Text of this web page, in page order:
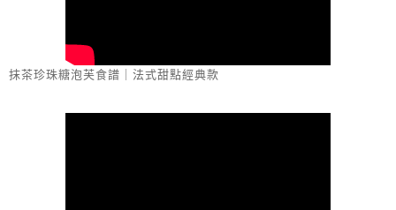
抹茶珍珠糖泡芙食譜｜法式甜點經典款